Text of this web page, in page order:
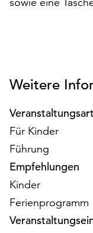
Dafür
der
Seite
Schaltfläche
„Cookie-
Einstellungen“
Verfügung.
Funktionale
Cookies
werden
auch
Weitere
Veranstaltungsart
Für Kinder
Führung
Empfehlungen
Kinder
Ferienprogramm